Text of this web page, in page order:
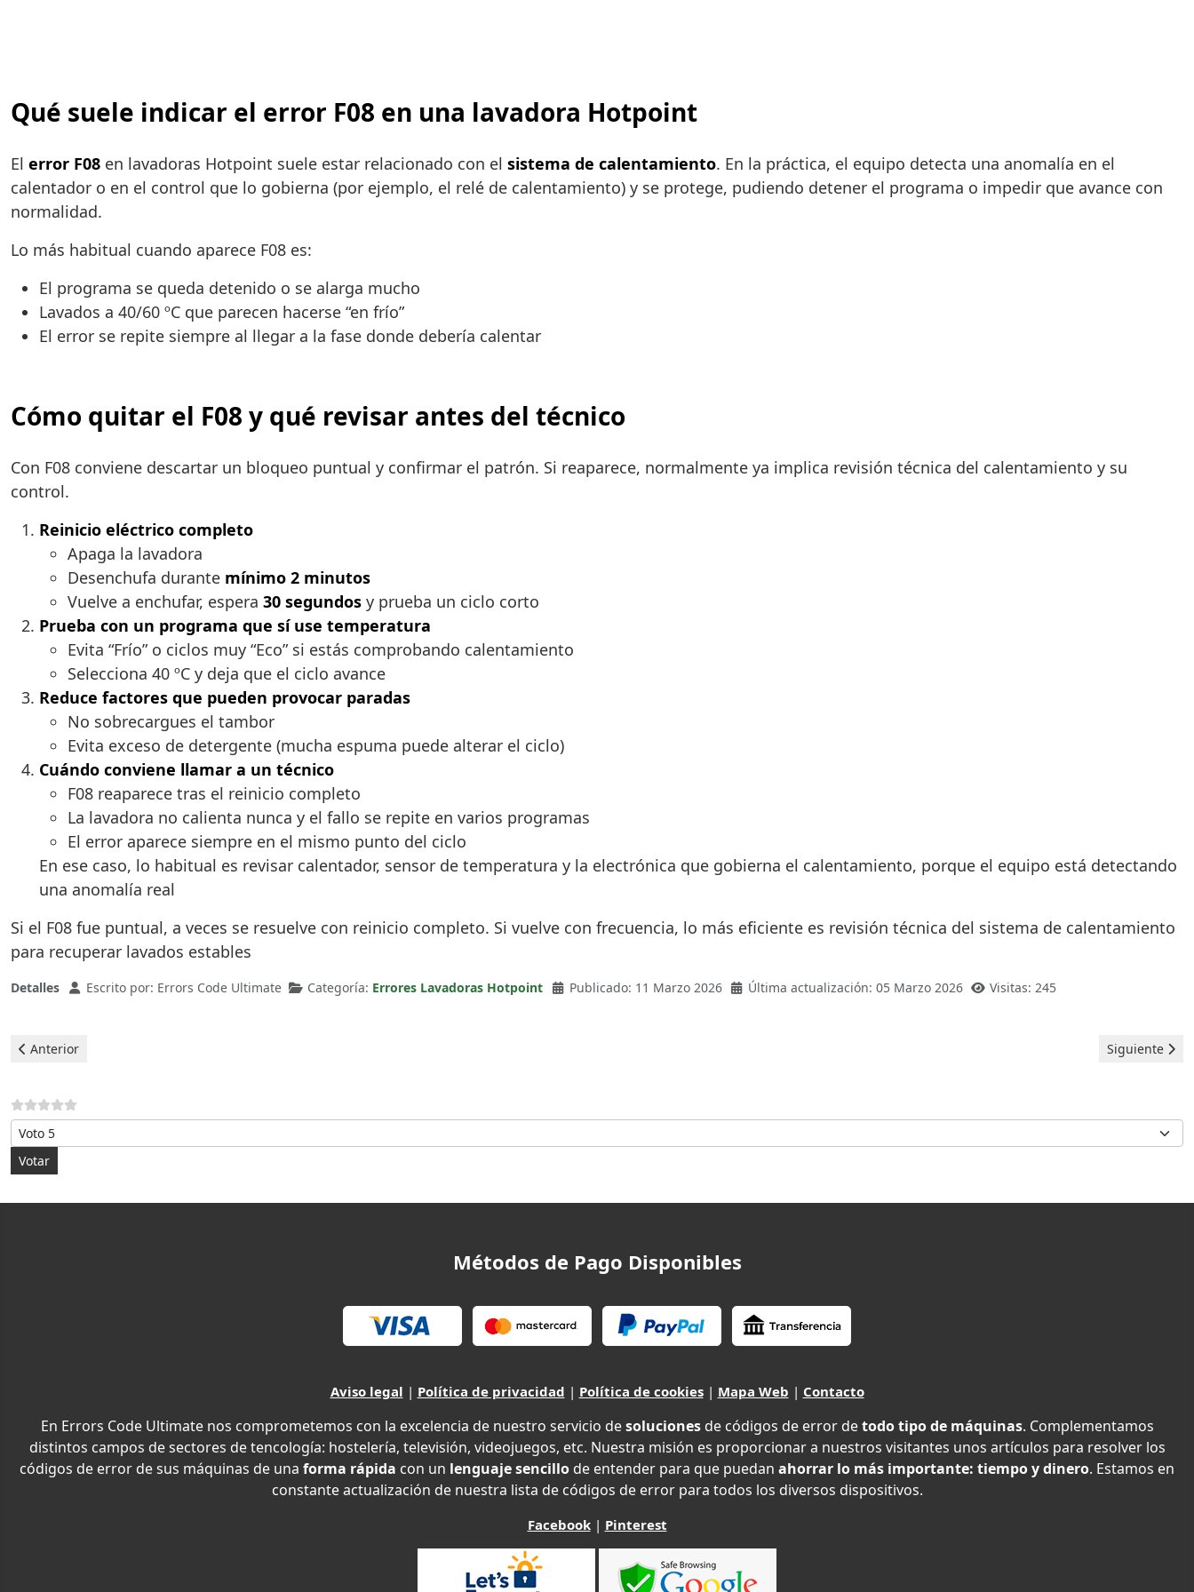
Qué suele indicar el error F08 en una lavadora Hotpoint
El error F08 en lavadoras Hotpoint suele estar relacionado con el sistema de calentamiento. En la práctica, el equipo detecta una anomalía en el
calentador o en el control que lo gobierna (por ejemplo, el relé de calentamiento) y se protege, pudiendo detener el programa o impedir que avance con
normalidad.
Lo más habitual cuando aparece F08 es:
El programa se queda detenido o se alarga mucho
Lavados a 40/60 ºC que parecen hacerse “en frío”
El error se repite siempre al llegar a la fase donde debería calentar
Cómo quitar el F08 y qué revisar antes del técnico
Con F08 conviene descartar un bloqueo puntual y confirmar el patrón. Si reaparece, normalmente ya implica revisión técnica del calentamiento y su
control.
Reinicio eléctrico completo
Apaga la lavadora
Desenchufa durante mínimo 2 minutos
Vuelve a enchufar, espera 30 segundos y prueba un ciclo corto
Prueba con un programa que sí use temperatura
Evita “Frío” o ciclos muy “Eco” si estás comprobando calentamiento
Selecciona 40 ºC y deja que el ciclo avance
Reduce factores que pueden provocar paradas
No sobrecargues el tambor
Evita exceso de detergente (mucha espuma puede alterar el ciclo)
Cuándo conviene llamar a un técnico
F08 reaparece tras el reinicio completo
La lavadora no calienta nunca y el fallo se repite en varios programas
El error aparece siempre en el mismo punto del ciclo
En ese caso, lo habitual es revisar calentador, sensor de temperatura y la electrónica que gobierna el calentamiento, porque el equipo está detectando
una anomalía real
Si el F08 fue puntual, a veces se resuelve con reinicio completo. Si vuelve con frecuencia, lo más eficiente es revisión técnica del sistema de calentamiento
para recuperar lavados estables
Detalles Escrito por: Errors Code Ultimate Categoría: Errores Lavadoras Hotpoint Publicado: 11 Marzo 2026 Última actualización: 05 Marzo 2026 Visitas: 245
Artículo anterior: Hotpoint Lavadoras - Error F09
Anterior Artículo
Siguiente
Por favor, vote
Métodos de Pago Disponibles
Aviso legal | Política de privacidad | Política de cookies| Mapa Web | Contacto
En Errors Code Ultimate nos comprometemos con la excelencia de nuestro servicio desoluciones de códigos de error detodo tipo de máquinas. Complementamos
distintos campos de sectores de tencología: hostelería, televisión, videojuegos, etc. Nuestra misión es proporcionar a nuestros visitantes unos artículos para resolver los
códigos de error de sus máquinas de una forma rápida con un lenguaje sencillo de entender para que puedan ahorrar lo más importante: tiempo y dinero. Estamos en
constante actualización de nuestra lista de códigos de error para todos los diversos dispositivos.
Facebook| Pinterest